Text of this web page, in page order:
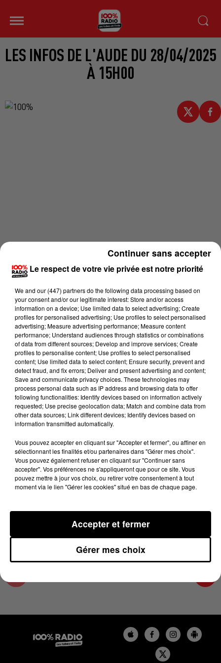
LES INFOS DE L'AUDE DU 28/04/2025
À 15H00
Lecture (2 min 22 sec)
100%
100% Radio les infos de l'Aude
28 avril 2025 - 2 min 22 sec
LES INFOS DE L'AUDE DU 28/04/2025 À
15H00
Les infos de l'Aude
Le respect de votre vie privée est notre priorité
We and our (447) partnersdo the following data processing based on
your consent and/or our legitimate interest: Store and/or access
information on a device; Use limited data to select advertising; Create
profiles for personalised advertising; Use profiles to select personalised
advertising; Measure advertising performance; Measure content
performance; Understand audiences through statistics or combinations
of data from different sources; Develop and improve services; Create
profiles to personalise content; Use profiles to select personalised
content; Use limited data to select content; Ensure security, prevent and
detect fraud, and fix errors; Deliver and present advertising and content;
Save and communicate privacy choices. These technologies may
process personal data such as IP address and browsing data to offer
following functionalities: Identify devices based on information actively
requested; Use precise geolocation data; Match and combine data from
other data sources; Link different devices; Identify devices based on
information transmitted automatically.
Vous pouvez accepter en cliquant sur "Accepter et fermer", ou affiner en
sélectionnant les finalités et/ou partenaires dans "Gérer mes choix".
Vous pouvez également refuser en cliquant sur "Continuer sans
accepter". Vos préférences ne s'appliqueront que pour ce site. Vous
pouvez mettre à jour vos choix, ou retirer votre consentement à tout
moment via le lien "Gérer les cookies" situé en bas de chaque page.
Gérer mes choix
Accepter et fermer
Continuer sans accepter